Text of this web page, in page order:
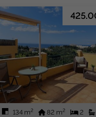
134 m2 82 m2 2